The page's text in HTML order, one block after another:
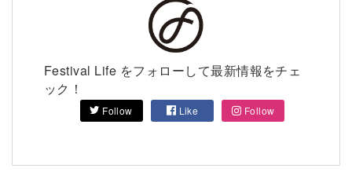
Festival Life をフォローして最新情報をチェ
ック！
Follow Like Follow